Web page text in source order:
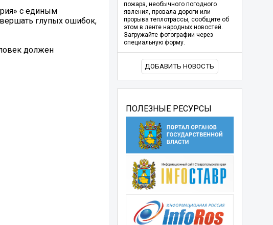
с единым
глупых ошибок,
должен
пожара, необычного погодного
явления, провала дороги или
прорыва теплотрассы, сообщите об
этом в ленте народных новостей.
Загружайте фотографии через
специальную форму.
ДОБАВИТЬ НОВОСТЬ
ПОЛЕЗНЫЕ РЕСУРСЫ